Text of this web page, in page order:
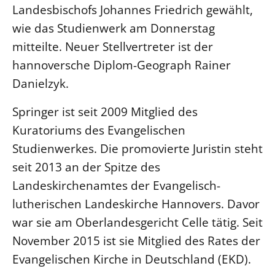
Landesbischofs Johannes Friedrich gewählt,
wie das Studienwerk am Donnerstag
mitteilte. Neuer Stellvertreter ist der
hannoversche Diplom-Geograph Rainer
Danielzyk.
Springer ist seit 2009 Mitglied des
Kuratoriums des Evangelischen
Studienwerkes. Die promovierte Juristin steht
seit 2013 an der Spitze des
Landeskirchenamtes der Evangelisch-
lutherischen Landeskirche Hannovers. Davor
war sie am Oberlandesgericht Celle tätig. Seit
November 2015 ist sie Mitglied des Rates der
Evangelischen Kirche in Deutschland (EKD).
Beschwerdestellen
Kirchenämter
Gleichstellung
Datenschutz
Geschäftsstelle Landessynode
LANDESSYNODE
27. Landessynode
Kontakt
MITARBEIT
Ehrenamt
Beruf
Freie Stellen